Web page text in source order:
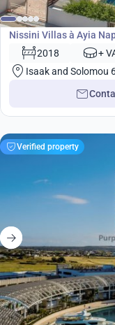
Développement
Nissini Villas à Ayia
2018
+
Isaak and Solomou
Verified property
€9 000 000